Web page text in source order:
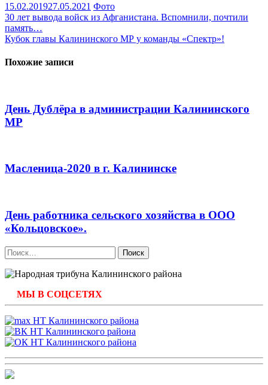
15.02.201927.05.2021 Фото
Навигация
по
30 лет вывода войск из Афганистана. Вспомнили, почтили
память…
Кубок главы Калининского МР у команды «Спектр»!
Похожие записи
День Дублёра в администрации Калининского
МР
Масленица-2020 в г. Калининске
День работника сельского хозяйства в ООО
«Кольцовское».
Найти:
МЫ В СОЦСЕТЯХ